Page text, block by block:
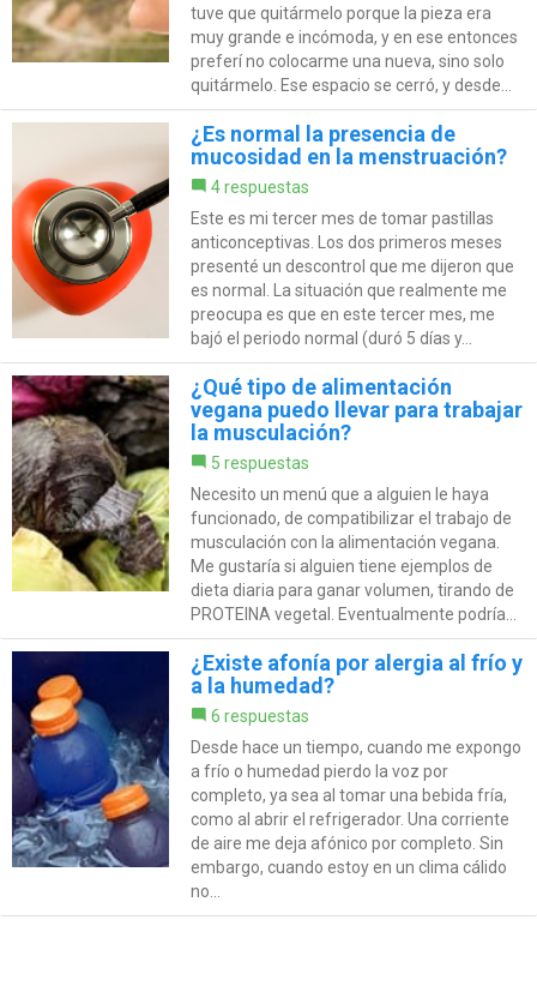
tuve que quitármelo porque la pieza era
muy grande e incómoda, y en ese entonces
preferí no colocarme una nueva, sino solo
quitármelo. Ese espacio se cerró, y desde...
¿Es normal la presencia de
mucosidad en la menstruación?
4 respuestas
Este es mi tercer mes de tomar pastillas
anticonceptivas. Los dos primeros meses
presenté un descontrol que me dijeron que
es normal. La situación que realmente me
preocupa es que en este tercer mes, me
bajó el periodo normal (duró 5 días y...
¿Qué tipo de alimentación
vegana puedo llevar para trabajar
la musculación?
5 respuestas
Necesito un menú que a alguien le haya
funcionado, de compatibilizar el trabajo de
musculación con la alimentación vegana.
Me gustaría si alguien tiene ejemplos de
dieta diaria para ganar volumen, tirando de
PROTEINA vegetal. Eventualmente podría...
¿Existe afonía por alergia al frío y
a la humedad?
6 respuestas
Desde hace un tiempo, cuando me expongo
a frío o humedad pierdo la voz por
completo, ya sea al tomar una bebida fría,
como al abrir el refrigerador. Una corriente
de aire me deja afónico por completo. Sin
embargo, cuando estoy en un clima cálido
no...